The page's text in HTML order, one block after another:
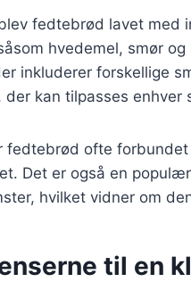
fedtebrød lavet med
hvedemel, smør
inkluderer forskellige
der kan tilpasses enhver
fedtebrød ofte
Det er også en
hvilket vidner om
til en